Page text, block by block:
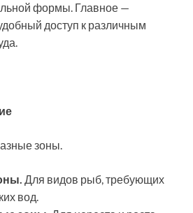
формы. Главное —
доступ к различным
зоны.
Для видов рыб, требующих
вод.